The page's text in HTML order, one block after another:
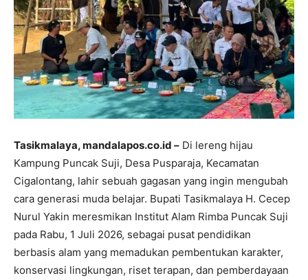
Tasikmalaya, mandalapos.co.id – Di lereng hijau
Kampung Puncak Suji, Desa Pusparaja, Kecamatan
Cigalontang, lahir sebuah gagasan yang ingin mengubah
cara generasi muda belajar. Bupati Tasikmalaya H. Cecep
Nurul Yakin meresmikan Institut Alam Rimba Puncak Suji
pada Rabu, 1 Juli 2026, sebagai pusat pendidikan
berbasis alam yang memadukan pembentukan karakter,
konservasi lingkungan, riset terapan, dan pemberdayaan